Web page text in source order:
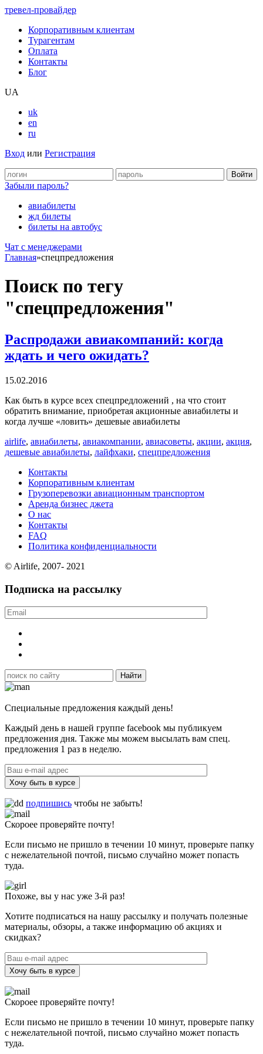
тревел-провайдер
Корпоративным клиентам
Турагентам
Оплата
Контакты
Блог
UA
uk
en
ru
Вход или Регистрация
Забыли пароль?
авиабилеты
жд билеты
билеты на автобус
Чат c менеджерами
Главная»спецпредложения
Поиск по тегу
"спецпредложения"
Распродажи авиакомпаний: когда
ждать и чего ожидать?
15.02.2016
Как быть в курсе всех спецпредложений , на что стоит
обратить внимание, приобретая акционные авиабилеты и
когда лучше «ловить» дешевые авиабилеты
airlife, авиабилеты, авиакомпании, авиасоветы, акции, акция,
дешевые авиабилеты, лайфхаки, спецпредложения
Контакты
Корпоративным клиентам
Грузоперевозки авиационным транспортом
Аренда бизнес джета
О нас
Контакты
FAQ
Политика конфиденциальности
© Airlife, 2007- 2021
Подписка на рассылку
Специальные предложения каждый день!
Каждый день в нашей группе facebook мы публикуем
предложения дня. Также мы можем высылать вам спец.
предложения 1 раз в неделю.
Хочу быть в курсе
подпишись чтобы не забыть!
Скороее проверяйте почту!
Если письмо не пришло в течении 10 минут, проверьте папку
с нежелательной почтой, письмо случайно может попасть
туда.
Похоже, вы у нас уже 3-й раз!
Хотите подписаться на нашу рассылку и получать полезные
материалы, обзоры, а также информацию об акциях и
скидках?
Хочу быть в курсе
Скороее проверяйте почту!
Если письмо не пришло в течении 10 минут, проверьте папку
с нежелательной почтой, письмо случайно может попасть
туда.